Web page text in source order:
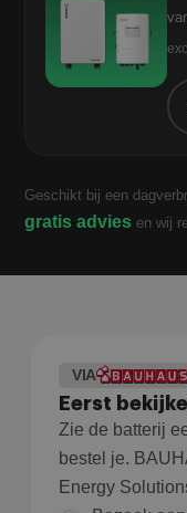
Geschikt bij een
gratis advies en wij
VIA
Eerst
Zie de batterij
bestel je.
Energy